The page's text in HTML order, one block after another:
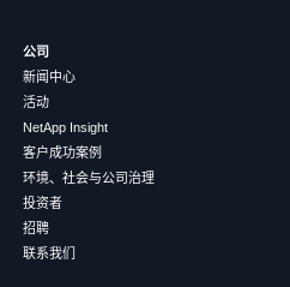
公司
新闻中心
活动
NetApp Insight
客户成功案例
环境、社会与公司治理
投资者
招聘
联系我们